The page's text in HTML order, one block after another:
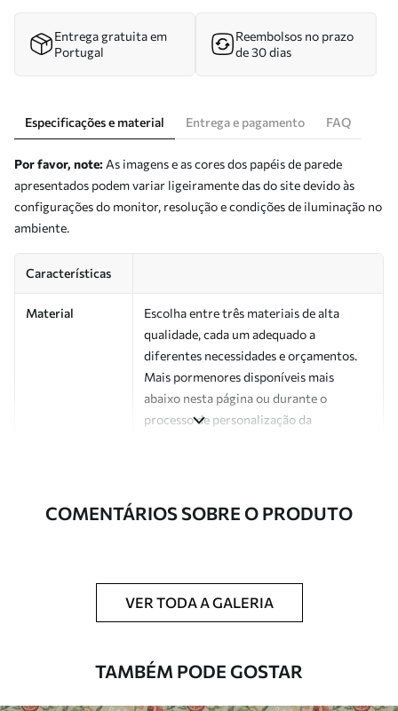
Entrega gratuita em
Portugal
Reembolsos no prazo
de 30 dias
Especificações e material Entrega e pagamento FAQ
Por favor, note: As imagens e as cores dos papéis de parede
apresentados podem variar ligeiramente das do site devido às
configurações do monitor, resolução e condições de iluminação no
ambiente.
Características
Material
Escolha entre três materiais de alta
qualidade, cada um adequado a
diferentes necessidades e orçamentos.
Mais pormenores disponíveis mais
abaixo nesta página ou durante o
processo de personalização da
Número do
a01186v1
Acabamento Semibrilhante.
Impresso sob encomenda e entregue em
adicionais
Disponível com revestimento de verniz
e/ou adesivo para papel de parede.
COMENTÁRIOS SOBRE O PRODUTO
VER TODA A GALERIA
TAMBÉM PODE GOSTAR